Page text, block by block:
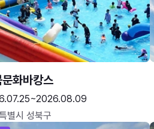
화바캉스
별시 성북구